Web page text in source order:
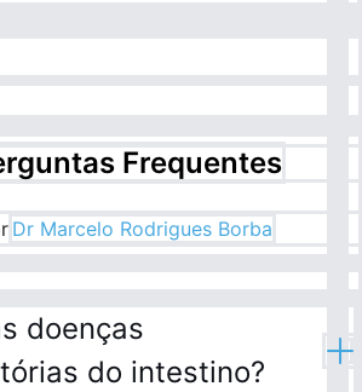
Frequentes
Dr Marcelo Rodrigues Borba
doenças
do intestino?